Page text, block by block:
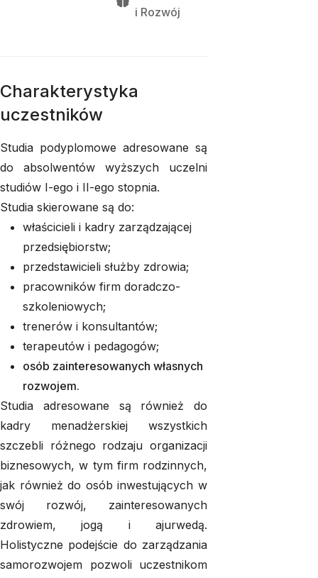
i Rozwój
Charakterystyka
uczestników
Studia podyplomowe adresowane są
do absolwentów wyższych uczelni
studiów I-ego i II-ego stopnia.
Studia skierowane są do:
właścicieli i kadry zarządzającej
przedsiębiorstw;
przedstawicieli służby zdrowia;
pracowników firm doradczo-
szkoleniowych;
trenerów i konsultantów;
terapeutów i pedagogów;
osób zainteresowanych własnych
rozwojem.
Studia adresowane są również do
kadry menadżerskiej wszystkich
szczebli różnego rodzaju organizacji
biznesowych, w tym firm rodzinnych,
jak również do osób inwestujących w
swój rozwój, zainteresowanych
zdrowiem, jogą i ajurwedą.
Holistyczne podejście do zarządzania
samorozwojem pozwoli uczestnikom